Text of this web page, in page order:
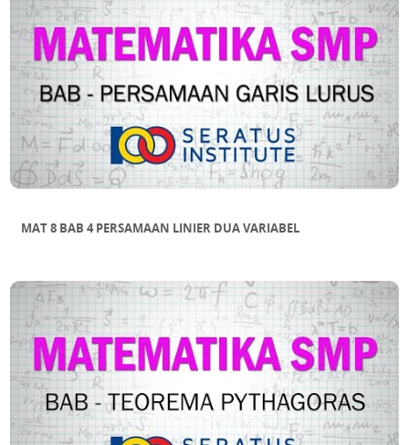
MAT 8 BAB 4 PERSAMAAN LINIER DUA VARIABEL